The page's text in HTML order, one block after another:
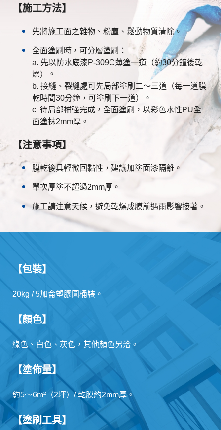
【施工方法】
先將施工面之雜物、粉塵、鬆動物質清除。
全面塗刷時，可分層塗刷：
a. 先以防水底漆P-309C薄塗一道（約30分鐘後乾
燥）。
b. 接縫、裂縫處可先局部塗刷二～三道（每一道膜
乾時間30分鐘，可塗刷下一道）。
c. 待局部補強完成，全面塗刷，以彩色水性PU全
面塗抹2mm厚。
【注意事項】
膜乾後具輕微回黏性，建議加塗面漆隔離。
單次厚塗不超過2mm厚。
施工請注意天候，避免乾燥成膜前遇雨影響接著。
【包裝】
20kg / 5加侖塑膠圓桶裝。
【顏色】
綠色、白色、灰色，其他顏色另洽。
【塗佈量】
約5～6m²（2坪）/ 乾膜約2mm厚。
【塗刷工具】